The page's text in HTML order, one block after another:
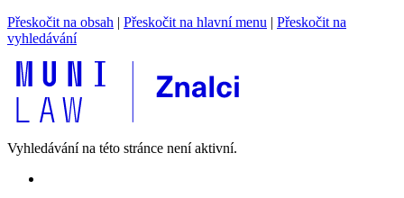
Přeskočit na obsah | Přeskočit na hlavní menu | Přeskočit na
vyhledávání
Vyhledávání na této stránce není aktivní.